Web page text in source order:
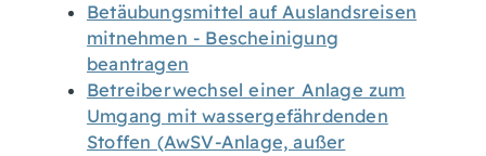
Betäubungsmittel auf Auslandsreisen
mitnehmen - Bescheinigung
beantragen
Betreiberwechsel einer Anlage zum
Umgang mit wassergefährdenden
Stoffen (AwSV-Anlage, außer